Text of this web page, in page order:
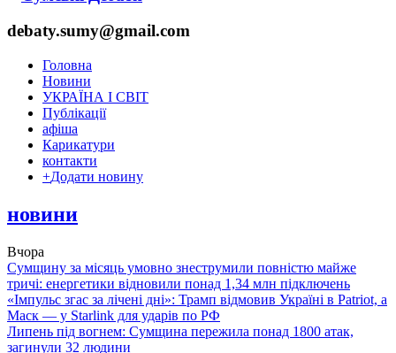
debaty.sumy@gmail.com
Головна
Новини
УКРАЇНА І СВІТ
Публікації
афіша
Карикатури
контакти
+Додати новину
новини
Вчора
Сумщину за місяць умовно знеструмили повністю майже
тричі: енергетики відновили понад 1,34 млн підключень
«Імпульс згас за лічені дні»: Трамп відмовив Україні в Patriot, а
Маск — у Starlink для ударів по РФ
Липень під вогнем: Сумщина пережила понад 1800 атак,
загинули 32 людини